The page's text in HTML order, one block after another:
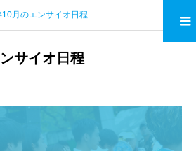
月のエンサイオ日程
サイオ日程